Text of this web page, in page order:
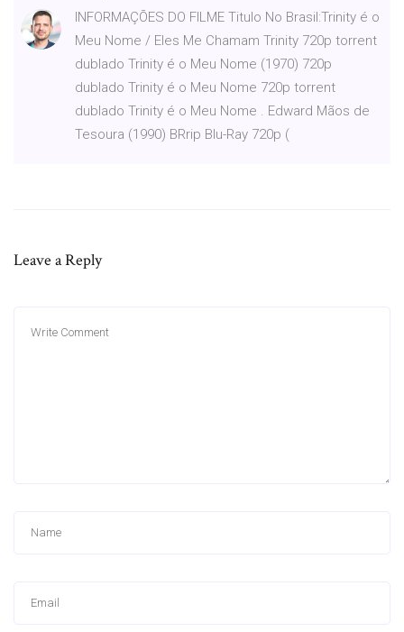
INFORMAÇÕES DO FILME Titulo No Brasil:Trinity é o
Meu Nome / Eles Me Chamam Trinity 720p torrent
dublado Trinity é o Meu Nome (1970) 720p
dublado Trinity é o Meu Nome 720p torrent
dublado Trinity é o Meu Nome . Edward Mãos de
Tesoura (1990) BRrip Blu-Ray 720p (
Leave a Reply